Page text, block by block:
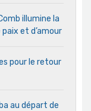
illumine la
et d’amour
pour le retour
au départ de